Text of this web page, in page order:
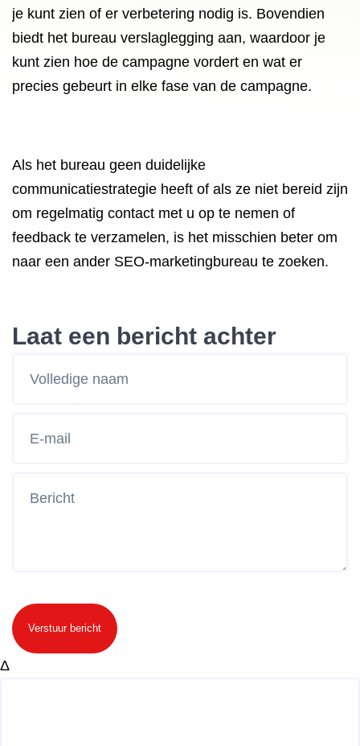
je kunt zien of er verbetering nodig is. Bovendien
biedt het bureau verslaglegging aan, waardoor je
kunt zien hoe de campagne vordert en wat er
precies gebeurt in elke fase van de campagne.
Als het bureau geen duidelijke
communicatiestrategie heeft of als ze niet bereid zijn
om regelmatig contact met u op te nemen of
feedback te verzamelen, is het misschien beter om
naar een ander SEO-marketingbureau te zoeken.
Laat een bericht achter
Verstuur bericht
Δ